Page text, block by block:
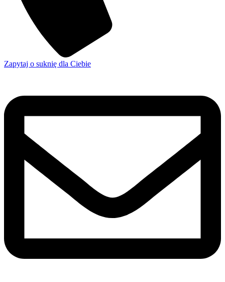
Zapytaj o suknię dla Ciebie